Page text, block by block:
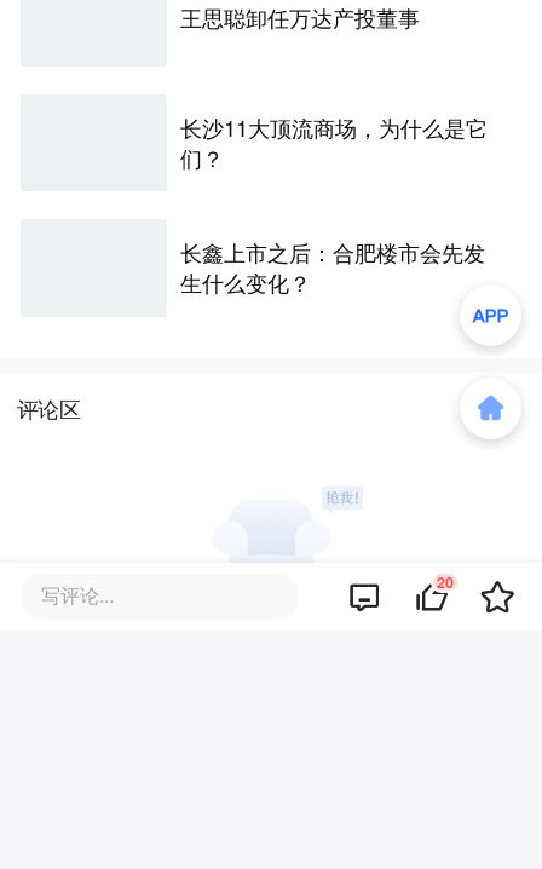
王思聪卸任万达产投董事
长沙11大顶流商场，为什么是它
们？
长鑫上市之后：合肥楼市会先发
生什么变化？
评论区
写评论... 20